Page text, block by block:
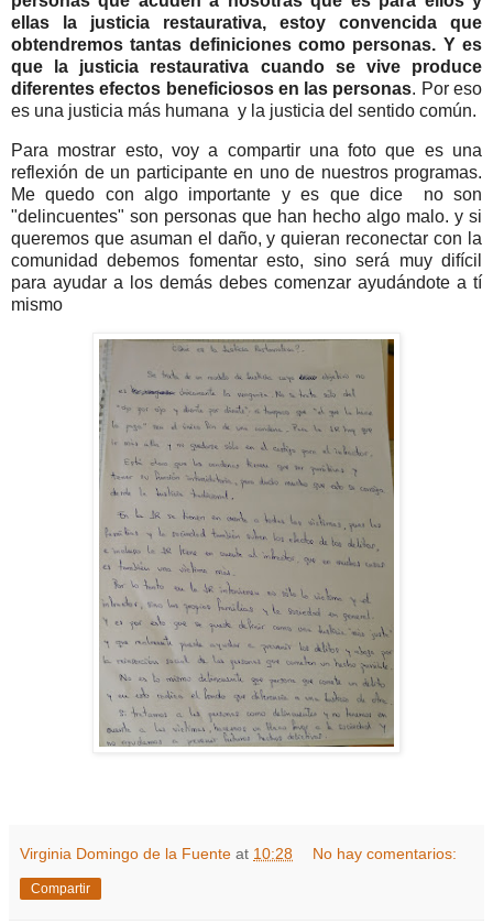
ellas la justicia restaurativa, estoy convencida que
obtendremos tantas definiciones como personas. Y es
que la justicia restaurativa cuando se vive produce
diferentes efectos beneficiosos en las personas. Por eso
es una justicia más humana y la justicia del sentido común.
Para mostrar esto, voy a compartir una foto que es una
reflexión de un participante en uno de nuestros programas.
Me quedo con algo importante y es que dice
no son
"delincuentes" son personas que han hecho algo malo. y si
queremos que asuman el daño, y quieran reconectar con la
comunidad debemos fomentar esto, sino será muy difícil
para ayudar a los demás debes comenzar ayudándote a tí
mismo
Virginia Domingo de la Fuente at 10:28 No hay comentarios:
Compartir